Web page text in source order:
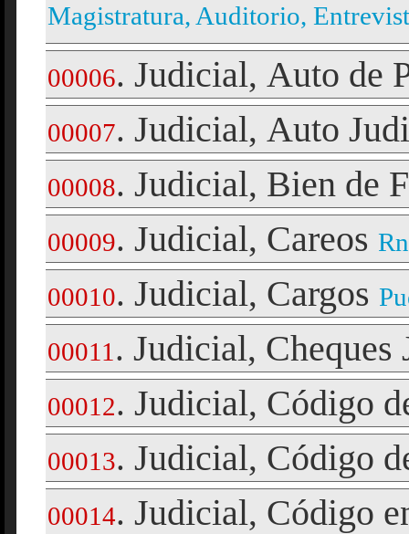
Magistratura, Auditorio,
00006. Judicial, Auto de
00007. Judicial, Auto
00008. Judicial, Bien de
00009. Judicial, Careos
00010. Judicial, Cargos
00011 . Judicial, Cheques
00012. Judicial, Código
00013. Judicial, Código
00014. Judicial, Código